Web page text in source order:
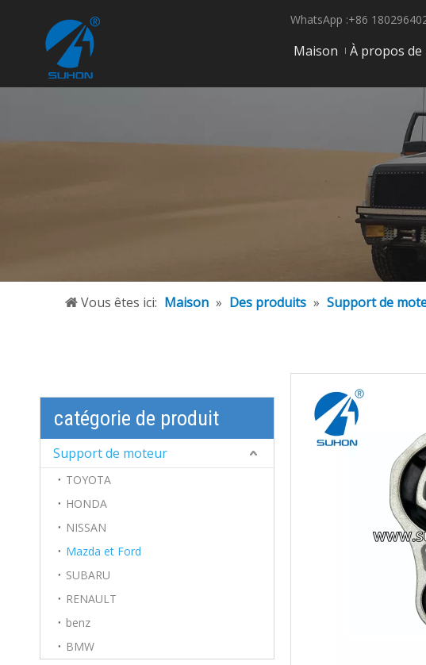
WhatsApp :+86
Maison À propos de
Vous êtes ici: Maison » Des produits » Support de
catégorie de produit
Support de moteur
TOYOTA
HONDA
NISSAN
Mazda et Ford
SUBARU
RENAULT
benz
BMW